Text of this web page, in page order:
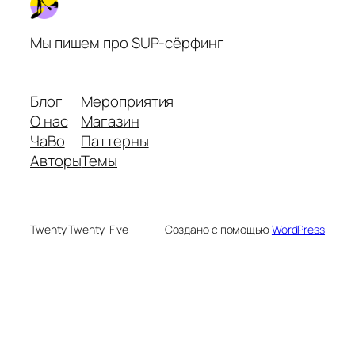
Мы пишем про SUP-сёрфинг
Блог
О нас
ЧаВо
Авторы
Мероприятия
Магазин
Паттерны
Темы
Twenty Twenty-Five Создано с помощьюWordPress